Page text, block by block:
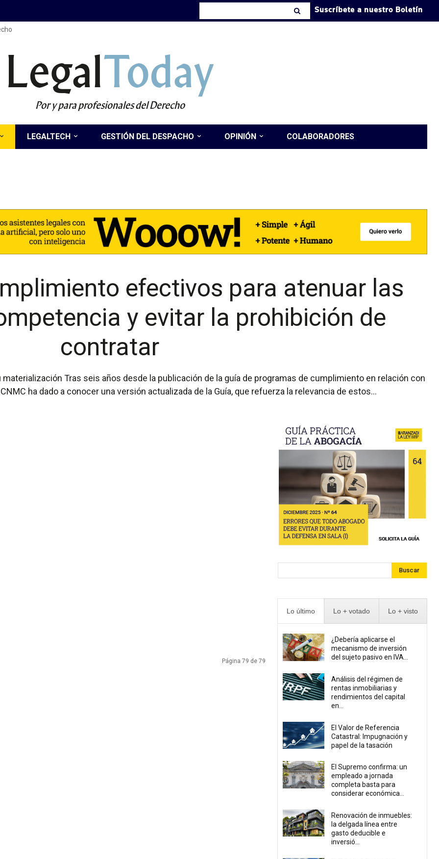
Suscríbete a nuestro Boletín
LegalToday
Por y para profesionales del Derecho
LEGALTECH GESTIÓN DEL DESPACHO OPINIÓN COLABORADORES
efectivos para atenuar las
y evitar la prohibición de
contratar
de cumplimiento en relación con
ha dado a conocer una versión actualizada de la Guía, que refuerza la relevancia de estos...
Página 79 de 79
Buscar
Lo último Lo + votado Lo + visto
¿Debería aplicarse el
mecanismo de inversión
del sujeto pasivo en IVA...
Análisis del régimen de
rentas inmobiliarias y
rendimientos del capital
en...
El Valor de Referencia
Catastral: Impugnación y
papel de la tasación
El Supremo confirma: un
empleado a jornada
completa basta para
considerar económica...
Renovación de inmuebles:
la delgada línea entre
gasto deducible e
inversió...